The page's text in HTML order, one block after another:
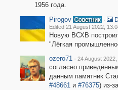
1956 года.
Pirogov
·
Edited 21 August 2022,
Новую ВСХВ
"Лёгкая
ozero71 · 24 August
согласно
данным памятник
#48661и #76375) из-